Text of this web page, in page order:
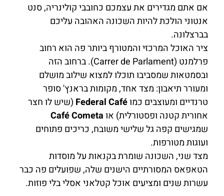
אם אתם מגדירים את עצמכם כחובבי קולינריה, סנט
אנטוני הולכת להיות השכונה האהובה עליכם
בברצלונה.
ציר האוכל המרכזי והמטורף ביותר פה הוא רחוב
פרלמנט (Carrer de Parlament). ברחוב הזה
ובסמטאות שמסביבו תוכלו למצוא שילוב מושלם
ומעורר תיאבון: מצד אחד, מקומות בראנץ' סופר
טרנדיים ומעוצבים כמוFederal Café (שיש לו חצר
אחורית קטנה ופסטורלית) אוCafé Cometa
שמגישים קפה גל שלישי משובח, כריכים פתוחים
ועוגות מטורפות.
מצד שני, השכונה שומרת בקנאות על מוסדות
הטאפאס המסורתיים הישנים שלה, שפועלים פה כבר
עשרות שנים ומציעים אוכל קטלאני אסלי בלי פוזות.